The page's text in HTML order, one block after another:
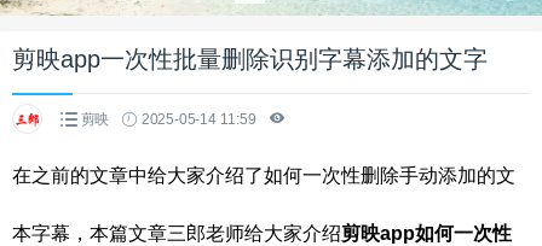
剪映app一次性批量删除识别字幕添加的文字
剪映 2025-05-14 11:59
在之前的文章中给大家介绍了如何一次性删除手动添加的文
本字幕，本篇文章三郎老师给大家介绍剪映app如何一次性